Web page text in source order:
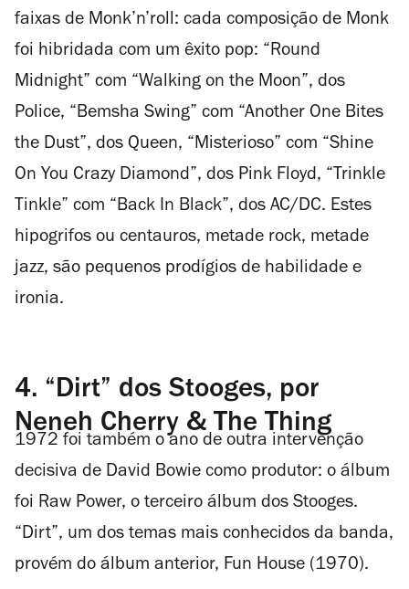
faixas de Monk’n’roll: cada composição de Monk
foi hibridada com um êxito pop: “Round
Midnight” com “Walking on the Moon”, dos
Police, “Bemsha Swing” com “Another One Bites
the Dust”, dos Queen, “Misterioso” com “Shine
On You Crazy Diamond”, dos Pink Floyd, “Trinkle
Tinkle” com “Back In Black”, dos AC/DC. Estes
hipogrifos ou centauros, metade rock, metade
jazz, são pequenos prodígios de habilidade e
ironia.
4. “Dirt” dos Stooges, por
Neneh Cherry & The Thing
1972 foi também o ano de outra intervenção
decisiva de David Bowie como produtor: o álbum
foi Raw Power, o terceiro álbum dos Stooges.
“Dirt”, um dos temas mais conhecidos da banda,
provém do álbum anterior, Fun House (1970).